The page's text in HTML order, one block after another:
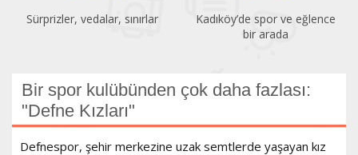
Kadıköy’de spor ve eğlence
Acıbadem Yüzme Havuzu
yenilendi
Bir spor kulübünden çok daha fazlası:
"Defne Kızları"
Defnespor, şehir merkezine uzak semtlerde yaşayan kız